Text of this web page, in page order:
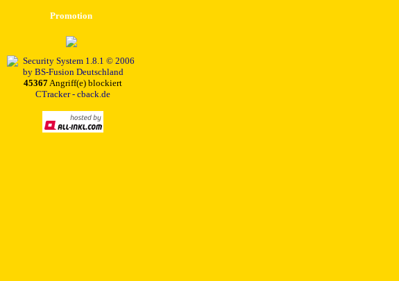
Promotion
45367Angriff(e) blockiert
CTracker - cback.de